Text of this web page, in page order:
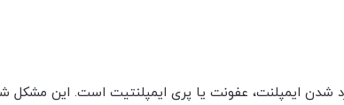
شدن ایمپلنت، عفونت یا پری ایمپلنتیت است. این مشکل